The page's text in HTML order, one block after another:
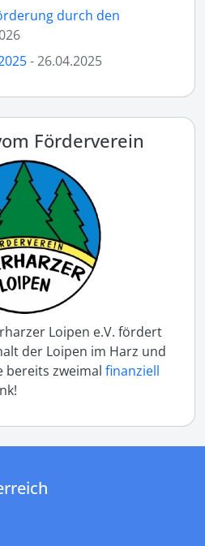
durch den
- 26.04.2025
Förderverein
Loipen e.V. fördert
der Loipen im Harz und
bereits zweimal finanziell